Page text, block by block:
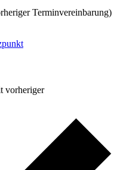
Terminvereinbarung)
vorheriger